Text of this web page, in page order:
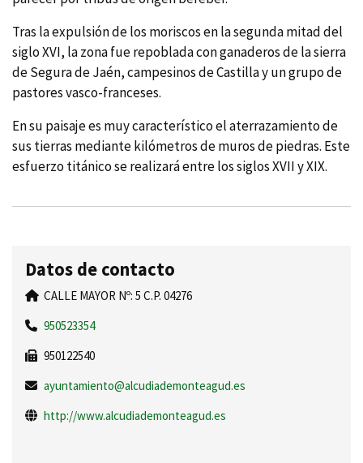
Tras la expulsión de los moriscos en la segunda mitad del
siglo XVI, la zona fue repoblada con ganaderos de la sierra
de Segura de Jaén, campesinos de Castilla y un grupo de
pastores vasco-franceses.
En su paisaje es muy caracterí­stico el aterrazamiento de
sus tierras mediante kilómetros de muros de piedras. Este
esfuerzo titánico se realizará entre los siglos XVII y XIX.
Datos de contacto
CALLE MAYOR Nº: 5 C.P. 04276
950523354
950122540
ayuntamiento@alcudiademonteagud.es
http://www.alcudiademonteagud.es